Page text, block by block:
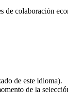
colaboración
de este idioma).
de la